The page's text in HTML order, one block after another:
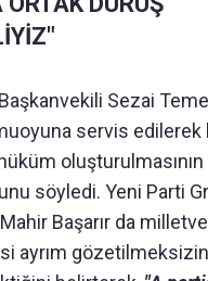
Sezai
servis edilerek
oluşturulmasının
söyledi. Yeni Parti
Başarır da
ayrım gözetilmeksizin